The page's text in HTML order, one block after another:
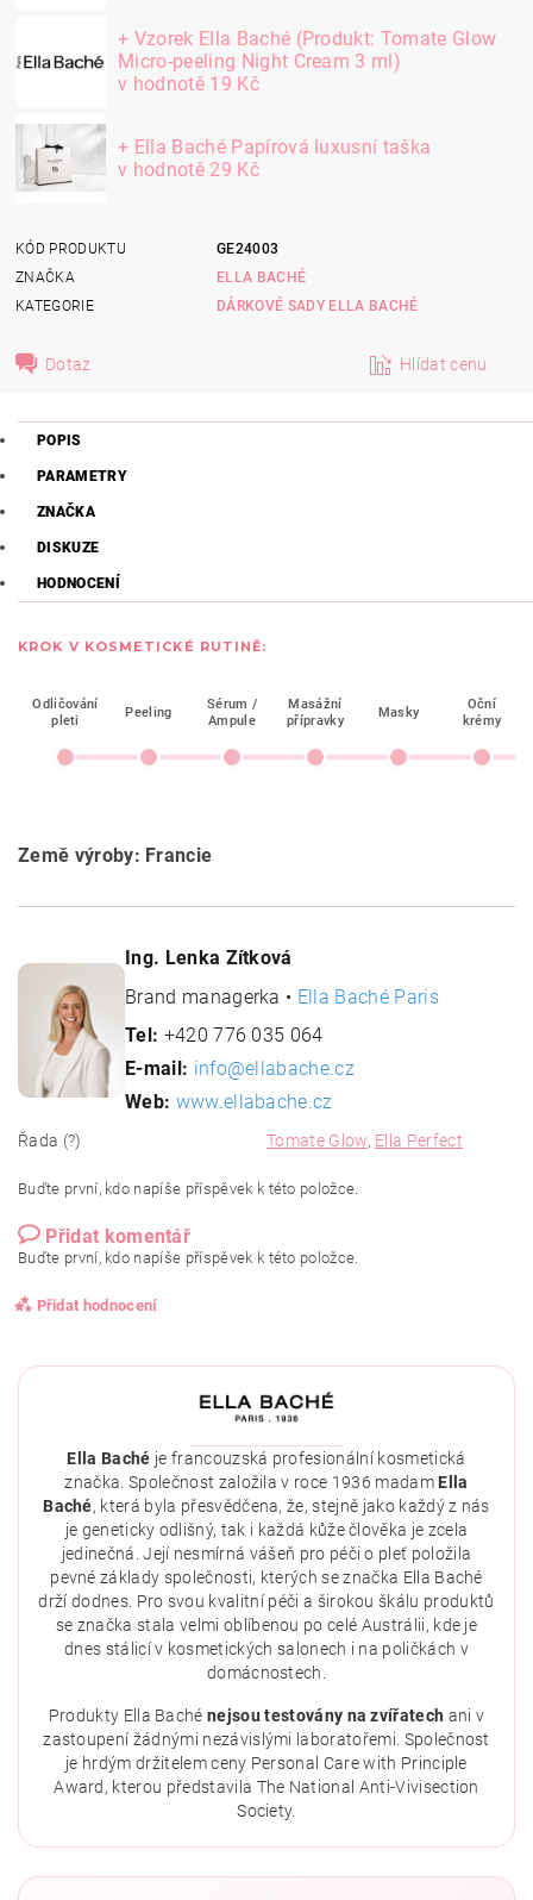
+ Vzorek Ella Baché (Produkt: Tomate Glow
Micro-peeling Night Cream 3 ml)
v hodnotě 19 Kč
+ Ella Baché Papírová luxusní taška
v hodnotě 29 Kč
KÓD PRODUKTU
GE24003
ZNAČKA
ELLA BACHÉ
KATEGORIE
DÁRKOVÉ SADY ELLA BACHÉ
Dotaz Hlídat cenu
POPIS
PARAMETRY
ZNAČKA
DISKUZE
HODNOCENÍ
KROK V KOSMETICKÉ RUTINĚ:
Odličování
pleti
Peeling
Sérum /
Ampule
Masážní
přípravky
Masky
Oční
krémy
Země výroby: Francie
Ing. Lenka Zítková
Brand managerka • Ella Baché Paris
Tel: +420 776 035 064
E-mail: info@ellabache.cz
Web: www.ellabache.cz
Řada (?) Tomate Glow, Ella Perfect
Buďte první, kdo napíše příspěvek k této položce.
Přidat komentář
Buďte první, kdo napíše příspěvek k této položce.
Přidat hodnocení
Vložením hodnocení souhlasíte sezásadami ochrany
Ella Baché je francouzská profesionální kosmetická
značka. Společnost založila v roce 1936 madam Ella
Baché, která byla přesvědčena, že, stejně jako každý z nás
je geneticky odlišný, tak i každá kůže člověka je zcela
jedinečná. Její nesmírná vášeň pro péči o pleť položila
pevné základy společnosti, kterých se značka Ella Baché
drží dodnes. Pro svou kvalitní péči a širokou škálu produktů
se značka stala velmi oblíbenou po celé Austrálii, kde je
dnes stálicí v kosmetických salonech i na poličkách v
domácnostech.
Produkty Ella Bachénejsou testovány na zvířatech ani v
zastoupení žádnými nezávislými laboratořemi. Společnost
je hrdým držitelem ceny Personal Care with Principle
Award, kterou představila The National Anti-Vivisection
Society.